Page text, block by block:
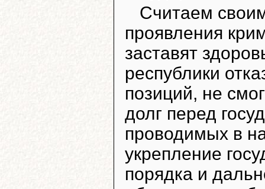
Считаем
проявления
заставят
республики
позиций, не
долг перед
проводимых в
укрепление
порядка и